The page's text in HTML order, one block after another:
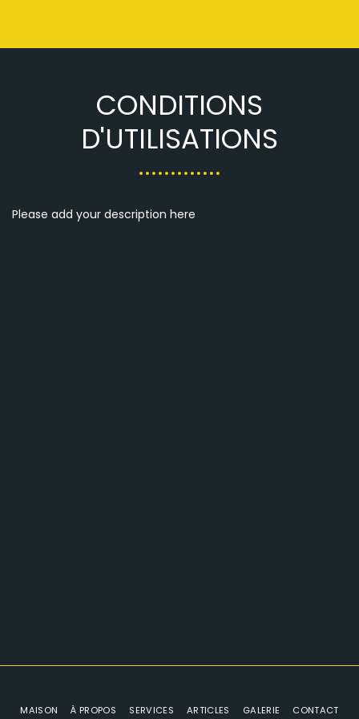
CONDITIONS
D'UTILISATIONS
Please add your description here
MAISON À PROPOS SERVICES ARTICLES GALERIE CONTACT